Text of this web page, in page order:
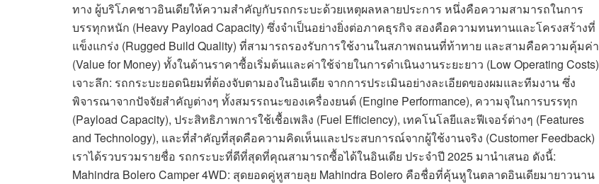
ทาง ผู้บริโภคชาวอินเดียให้ความสำคัญกับรถกระบะด้วยเหตุผลหลายประการ หนึ่งคือความสามารถในการ
บรรทุกหนัก (Heavy Payload Capacity) ซึ่งจำเป็นอย่างยิ่งต่อภาคธุรกิจ สองคือความทนทานและโครงสร้างที่
แข็งแกร่ง (Rugged Build Quality) ที่สามารถรองรับการใช้งานในสภาพถนนที่ท้าทาย และสามคือความคุ้มค่า
(Value for Money) ทั้งในด้านราคาซื้อเริ่มต้นและค่าใช้จ่ายในการดำเนินงานระยะยาว (Low Operating Costs)
เจาะลึก: รถกระบะยอดนิยมที่ต้องจับตามองในอินเดีย จากการประเมินอย่างละเอียดของผมและทีมงาน ซึ่ง
พิจารณาจากปัจจัยสำคัญต่างๆ ทั้งสมรรถนะของเครื่องยนต์ (Engine Performance), ความจุในการบรรทุก
(Payload Capacity), ประสิทธิภาพการใช้เชื้อเพลิง (Fuel Efficiency), เทคโนโลยีและฟีเจอร์ต่างๆ (Features
and Technology), และที่สำคัญที่สุดคือความคิดเห็นและประสบการณ์จากผู้ใช้งานจริง (Customer Feedback)
เราได้รวบรวมรายชื่อ รถกระบะที่ดีที่สุดที่คุณสามารถซื้อได้ในอินเดีย ประจำปี 2025 มานำเสนอ ดังนี้:
Mahindra Bolero Camper 4WD: สุดยอดคู่หูสายลุย Mahindra Bolero คือชื่อที่คุ้นหูในตลาดอินเดียมายาวนาน